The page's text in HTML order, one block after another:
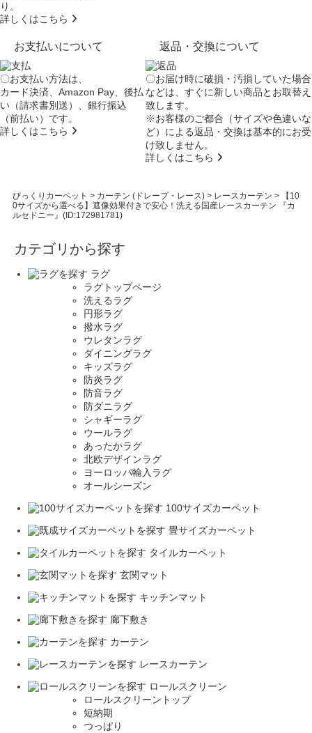
り。
詳しくはこちら
お支払いについて
〇お支払い方法は、
カード決済、Amazon Pay、後払
い（請求書別送）、銀行振込
（前払い）です。
詳しくはこちら
返品・交換について
〇お届け時に破損・汚損していた場合
などは、すぐに新しい商品とお取替え
致します。
※お客様のご都合（サイズや色違いな
ど）による返品・交換は基本的にお受
け致しません。
詳しくはこちら
びっくりカーペット > カーテン (ドレープ・レース)> レースカーテン >
【10
0サイズから選べる】遮像効果付きで安心！洗える国産レースカーテン 『カ
ルセドニー』(ID:172981781)
カテゴリから探す
ラグ
ラグトップページ
洗えるラグ
円形ラグ
撥水ラグ
ウレタンラグ
ダイニングラグ
キッズラグ
防炎ラグ
防音ラグ
防ダニラグ
シャギーラグ
ウールラグ
あったかラグ
北欧デザインラグ
ヨーロッパ輸入ラグ
オールシーズン
100サイズカーペット
畳サイズカーペット
タイルカーペット
玄関マット
キッチンマット
廊下敷き
カーテン
レースカーテン
ロールスクリーン
ロールスクリーントップ
短納期
つっぱり